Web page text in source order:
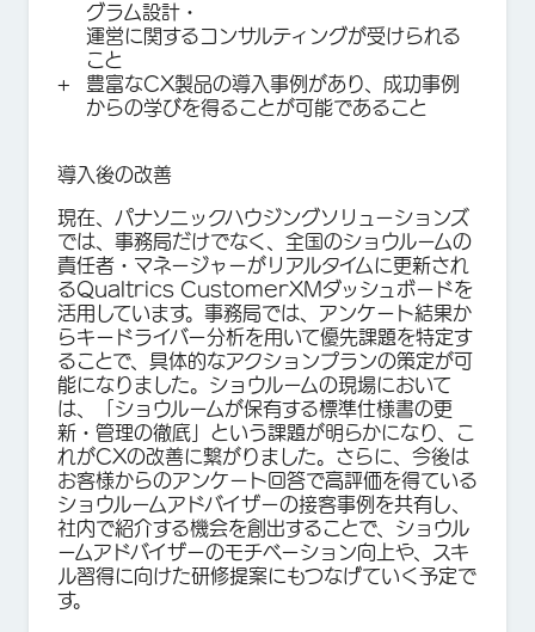
グラム設計・
運営に関するコンサルティングが受けられる
こと
豊富なCX製品の導入事例があり、成功事例
からの学びを得ることが可能であること
導入後の改善
現在、パナソニックハウジングソリューションズ
では、事務局だけでなく、全国のショウルームの
責任者・マネージャーがリアルタイムに更新され
るQualtrics CustomerXMダッシュボードを
活用しています。事務局では、アンケート結果か
らキードライバー分析を用いて優先課題を特定す
ることで、具体的なアクションプランの策定が可
能になりました。ショウルームの現場において
は、「ショウルームが保有する標準仕様書の更
新・管理の徹底」という課題が明らかになり、こ
れがCXの改善に繋がりました。さらに、今後は
お客様からのアンケート回答で高評価を得ている
ショウルームアドバイザーの接客事例を共有し、
社内で紹介する機会を創出することで、ショウル
ームアドバイザーのモチベーション向上や、スキ
ル習得に向けた研修提案にもつなげていく予定で
す。